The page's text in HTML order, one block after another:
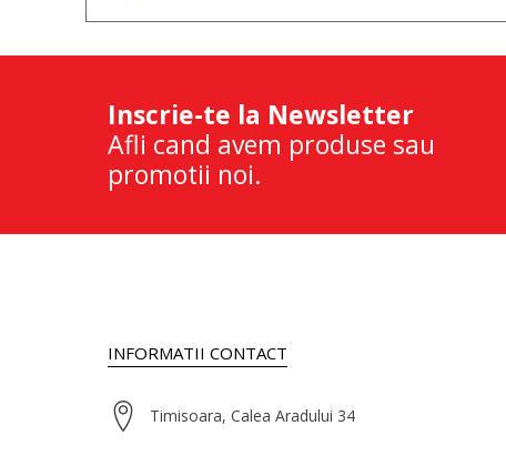
Inscrie-te la Newsletter
Afli cand avem produse sau
promotii noi.
INFORMATII CONTACT
Timisoara, Calea Aradului 34